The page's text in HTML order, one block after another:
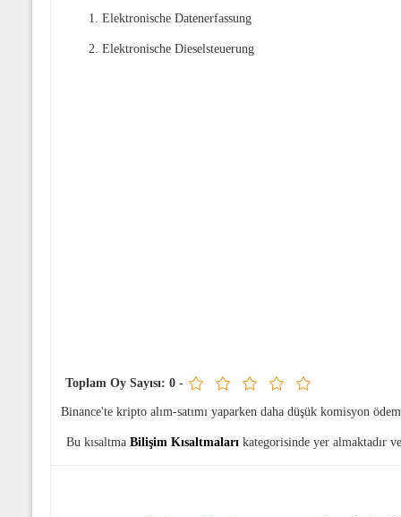
Elektronische Datenerfassung
Elektronische Dieselsteuerung
Toplam Oy Sayısı: 0-
Binance'te kripto alım-satımı yaparken daha düşük komisyon
Bu kısaltma Bilişim Kısaltmaları kategorisinde yer almaktadır